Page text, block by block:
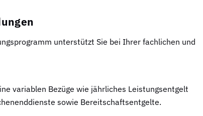
unterstützt Sie bei Ihrer fachlichen und
variablen Bezüge wie jährliches Leistungsentgelt
sowie Bereitschaftsentgelte.